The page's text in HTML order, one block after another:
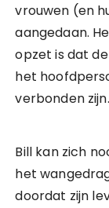
vrouwen (en
aangedaan.
opzet is dat
het
verbonden zijn.
Bill kan zich
het
doordat zijn